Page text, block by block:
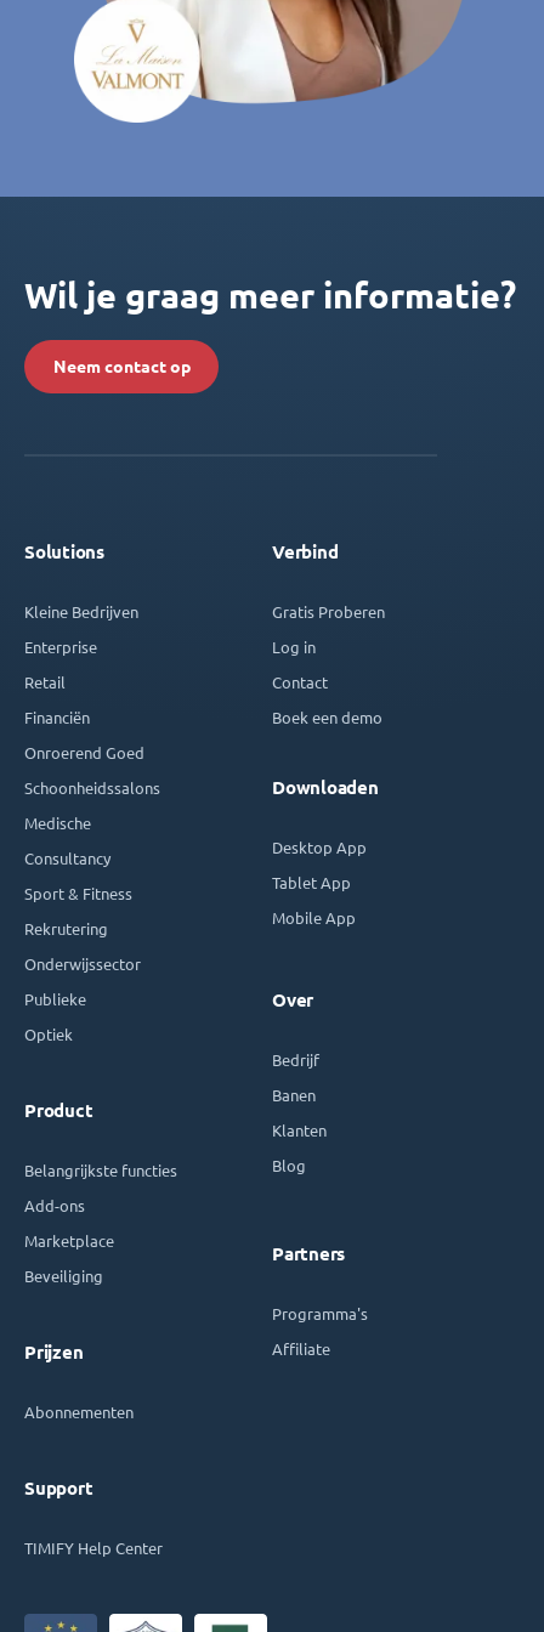
Wil je graag meer informatie?
Neem contact op
Solutions
Kleine Bedrijven
Enterprise
Retail
Financiën
Onroerend Goed
Schoonheidssalons
Medische
Consultancy
Sport & Fitness
Rekrutering
Onderwijssector
Publieke
Optiek
Product
Belangrijkste functies
Add-ons
Marketplace
Beveiliging
Prijzen
Abonnementen
Support
TIMIFY Help Center
Verbind
Gratis Proberen
Log in
Contact
Boek een demo
Downloaden
Desktop App
Tablet App
Mobile App
Over
Bedrijf
Banen
Klanten
Blog
Partners
Programma's
Affiliate